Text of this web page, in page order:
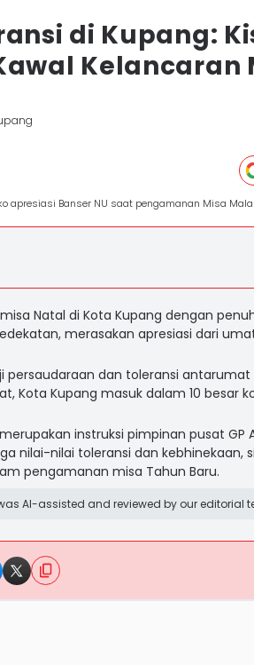
di Kupang:
Kelancaran
apresiasi Banser NU saat pengamanan Misa
Natal di Kota Kupang dengan
merasakan apresiasi dari
persaudaraan dan toleransi
Kota Kupang masuk dalam 10 besar
instruksi pimpinan pusat GP
nilai-nilai toleransi dan kebhinekaan,
pengamanan misa Tahun Baru.
AI-assisted and reviewed by our editorial